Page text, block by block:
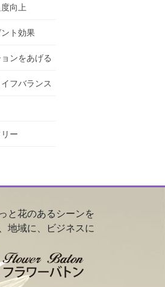
向上
ト効果
ンをあげる
フバランス
ー
と花のあるシーンを
地域に、ビジネスに